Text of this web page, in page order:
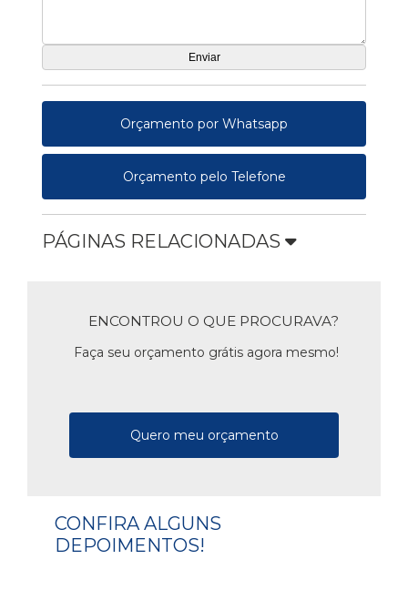
Orçamento por Whatsapp
Orçamento pelo Telefone
PÁGINAS RELACIONADAS
ENCONTROU O QUE PROCURAVA?
Faça seu orçamento grátis agora mesmo!
Quero meu orçamento
CONFIRA ALGUNS
DEPOIMENTOS!